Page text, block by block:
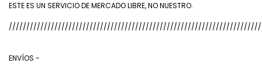
ESTE ES UN SERVICIO DE MERCADO LIBRE, NO NUESTRO.
ENVÍOS -